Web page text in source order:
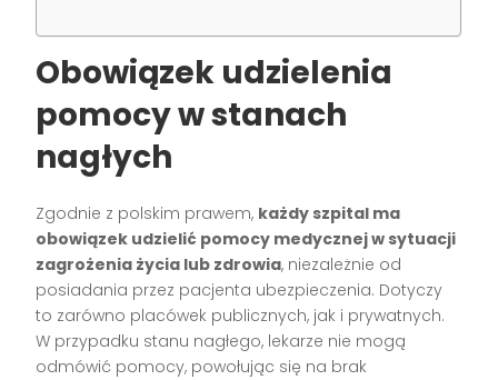
Obowiązek udzielenia
pomocy w stanach
nagłych
Zgodnie z polskim prawem, każdy szpital ma
obowiązek udzielić pomocy medycznej w sytuacji
zagrożenia życia lub zdrowia, niezależnie od
posiadania przez pacjenta ubezpieczenia. Dotyczy
to zarówno placówek publicznych, jak i prywatnych.
W przypadku stanu nagłego, lekarze nie mogą
odmówić pomocy, powołując się na brak